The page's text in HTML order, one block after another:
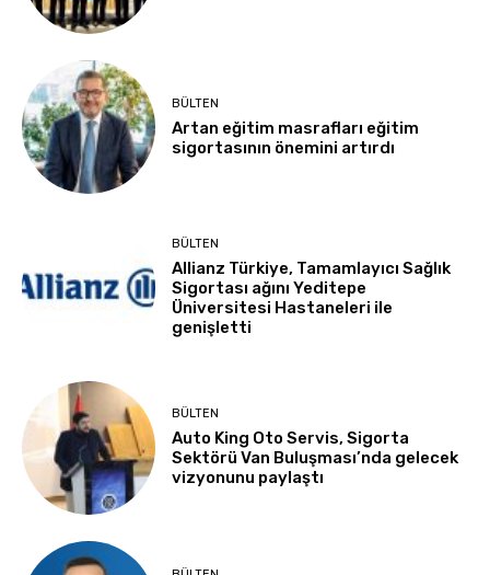
BÜLTEN
Artan eğitim masrafları eğitim
sigortasının önemini artırdı
BÜLTEN
Allianz Türkiye, Tamamlayıcı Sağlık
Sigortası ağını Yeditepe
Üniversitesi Hastaneleri ile
genişletti
BÜLTEN
Auto King Oto Servis, Sigorta
Sektörü Van Buluşması’nda gelecek
vizyonunu paylaştı